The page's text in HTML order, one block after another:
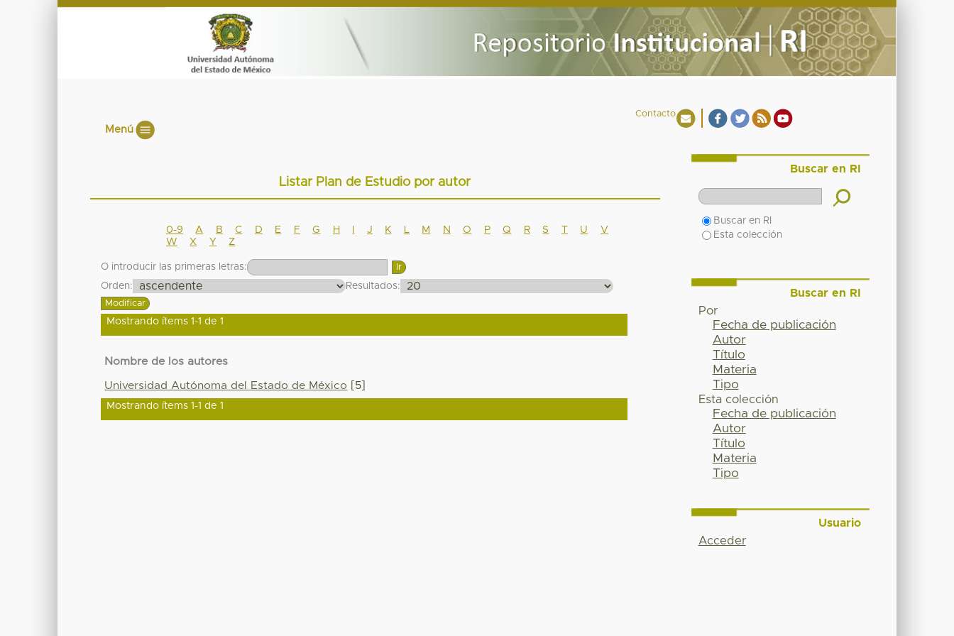
Contacto
Menú
Listar Plan de Estudio por autor
0-9 A B C D E F G H J K M N O P Q R S T U
V
W
X Y Z
O introducir las primeras letras:
Orden:
Resultados:
Mostrando ítems 1-1 de 1
Nombre de los autores
Universidad Autónoma del Estado de México [5]
Mostrando ítems 1-1 de 1
Buscar en RI
Buscar en RI
Esta colección
Buscar en RI
Por
Fecha de publicación
Autor
Título
Materia
Tipo
Esta colección
Fecha de publicación
Autor
Título
Materia
Tipo
Usuario
Acceder